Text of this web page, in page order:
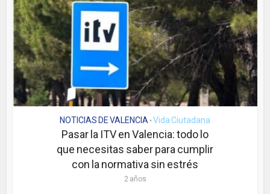
NOTICIAS DE VALENCIA • Vida Ciutadana
Pasar la ITV en Valencia: todo lo
que necesitas saber para cumplir
con la normativa sin estrés
2 años